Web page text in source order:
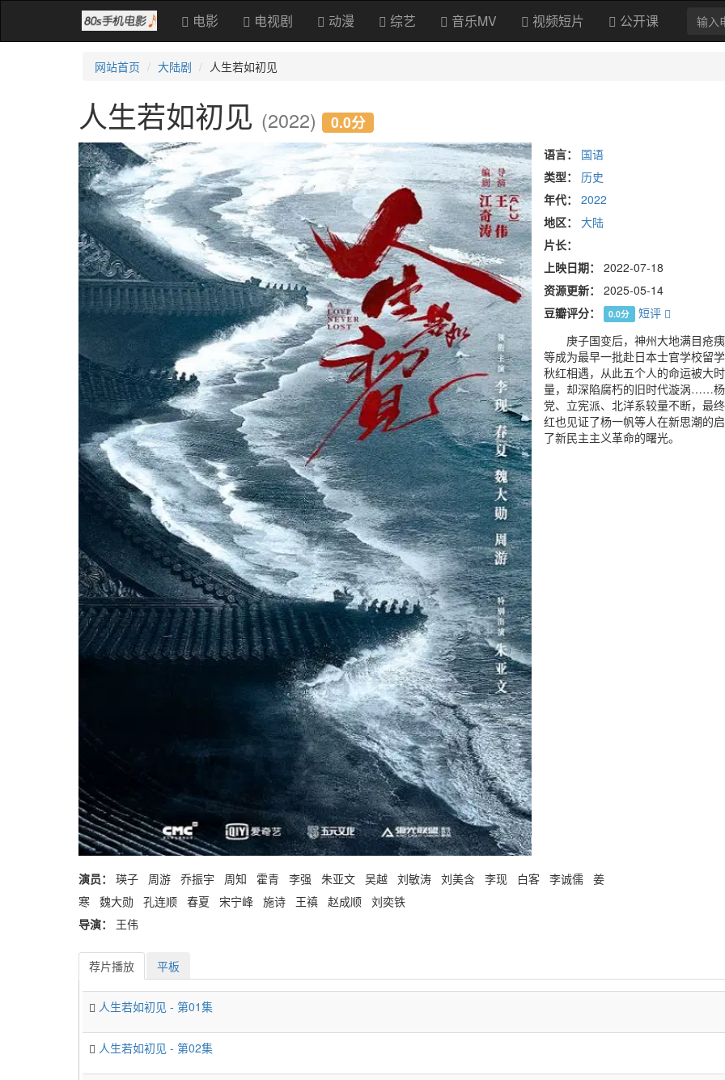
电影 电视剧 动漫 综艺 音乐MV 视频短片 公开课
网站首页 大陆剧 人生若如初见
人生若如初见 (2022) 0.0分
语言：
国语
类型：
历史
年代：
2022
地区：
大陆
片长：
上映日期：
2022-07-18
资源更新：
2025-05-14
豆瓣评分：
0.0分 短评
演员：
瑛子 周游 乔振宇 周知 霍青 李强 朱亚文 吴越 刘敏涛 刘美含 李现 白客 李诚儒 姜
寒 魏大勋 孔连顺 春夏 宋宁峰 施诗 王禛 赵成顺 刘奕铁
导演：
王伟
庚子国变后，神州大地满目疮痍
等成为最早一批赴日本士官学校留
秋红相遇，从此五个人的命运被大
量，却深陷腐朽的旧时代漩涡……
党、立宪派、北洋系较量不断，最
红也见证了杨一帆等人在新思潮的
了新民主主义革命的曙光。
荐片播放 平板
人生若如初见 - 第01集
人生若如初见 - 第02集